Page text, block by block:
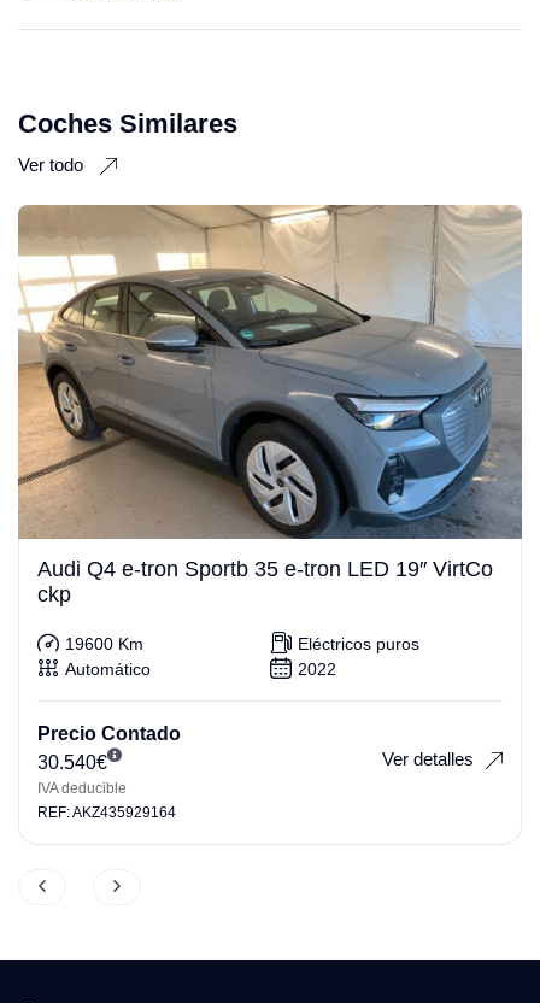
Coches Similares
Ver todo
Audi Q4 e-tron Sportb 35 e-tron LED 19″ VirtCo
ckp
19600 Km
Eléctricos puros
Automático
2022
Precio Contado
30.540€
IVA deducible
Ver detalles
REF: AKZ435929164